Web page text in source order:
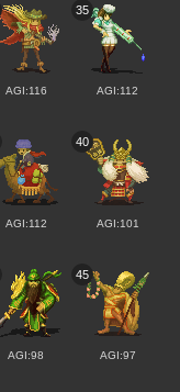
AGI:116
35
AGI:112
AGI:112
40
AGI:101
AGI:98
45
AGI:97